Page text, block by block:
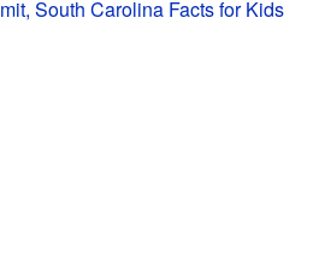
South Carolina Facts for Kids